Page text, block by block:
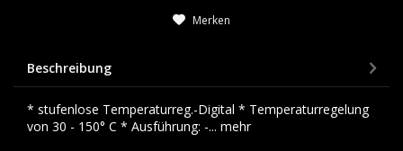
Merken
Beschreibung
* stufenlose Temperaturreg.-Digital * Temperaturregelung
von 30 - 150° C * Ausführung: -... mehr